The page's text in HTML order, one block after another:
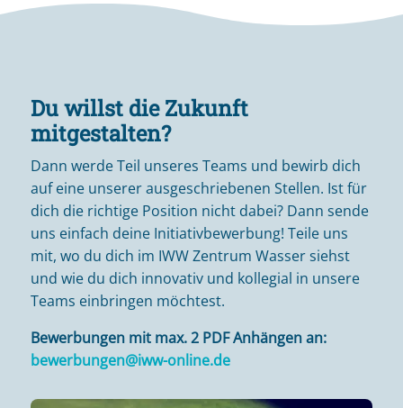
Du willst die Zukunft
mitgestalten?
Dann werde Teil unseres Teams und bewirb dich
auf eine unserer ausgeschriebenen Stellen. Ist für
dich die richtige Position nicht dabei? Dann sende
uns einfach deine Initiativbewerbung! Teile uns
mit, wo du dich im IWW Zentrum Wasser siehst
und wie du dich innovativ und kollegial in unsere
Teams einbringen möchtest.
Bewerbungen mit max. 2 PDF Anhängen an:
bewerbungen@iww-online.de